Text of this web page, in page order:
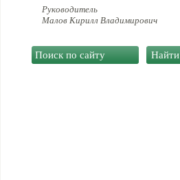
Руководитель
Малов Кирилл Владимирович